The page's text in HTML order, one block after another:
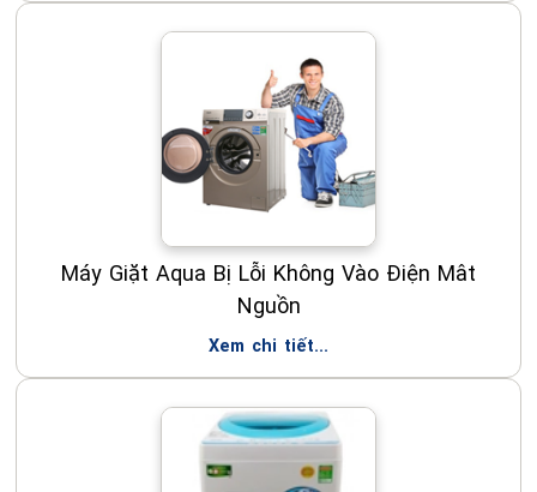
Máy Giặt Aqua Bị Lỗi Không Vào Điện Mât
Nguồn
Xem chi tiết...